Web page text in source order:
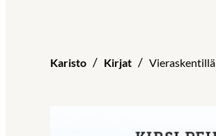
Karisto Kirjat Vieraskentillä